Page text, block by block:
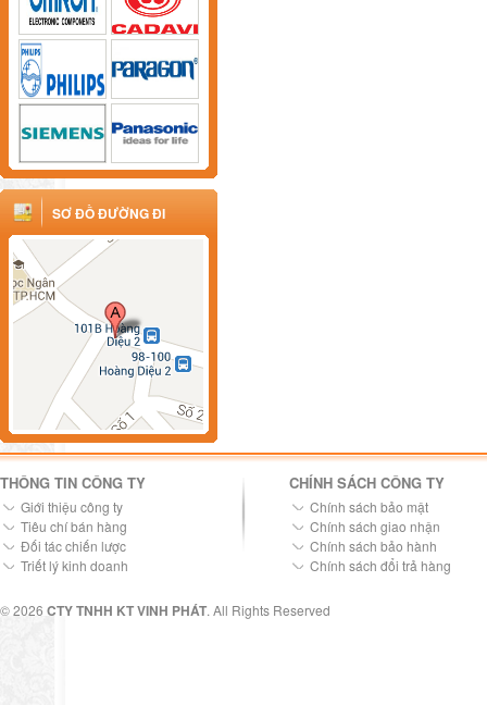
SƠ ĐỒ ĐƯỜNG ĐI
THÔNG TIN CÔNG TY
Giới thiệu công ty
Tiêu chí bán hàng
Đối tác chiến lược
Triết lý kinh doanh
CHÍNH SÁCH CÔNG TY
Chính sách bảo mật
Chính sách giao nhận
Chính sách bảo hành
Chính sách đổi trả hàng
© 2026 CTY TNHH KT VINH PHÁT. All Rights Reserved